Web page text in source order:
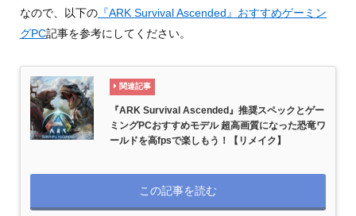
なので、以下の『ARK Survival Ascended』おすすめゲーミン
グPC記事を参考にしてください。
関連記事
『ARK Survival Ascended』推奨スペックとゲー
ミングPCおすすめモデル 超高画質になった恐竜ワ
ールドを高fpsで楽しもう！【リメイク】
この記事を読む